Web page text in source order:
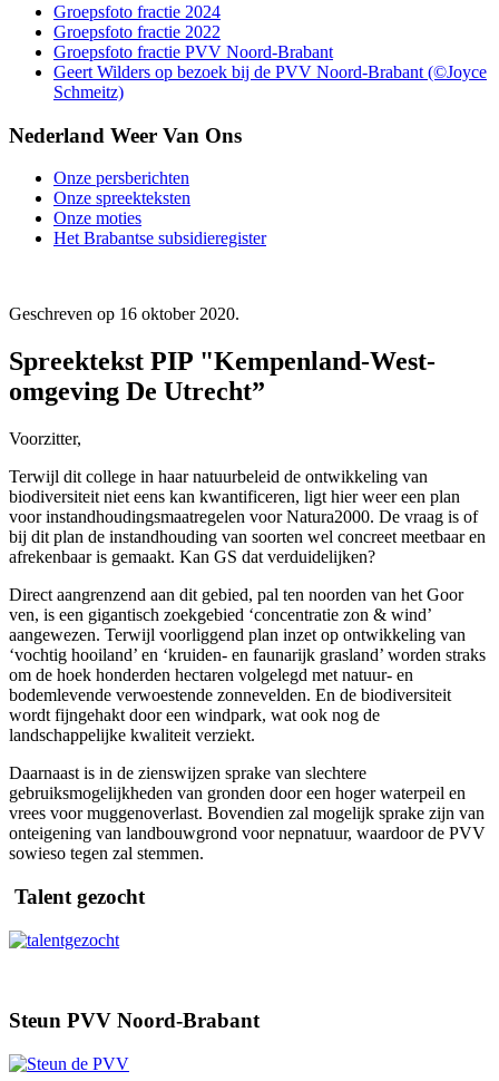
Groepsfoto fractie 2024
Groepsfoto fractie 2022
Groepsfoto fractie PVV Noord-Brabant
Geert Wilders op bezoek bij de PVV Noord-Brabant (©Joyce
Schmeitz)
Nederland Weer Van Ons
Onze persberichten
Onze spreekteksten
Onze moties
Het Brabantse subsidieregister
Geschreven op 16 oktober 2020.
Spreektekst PIP "Kempenland-West-
omgeving De Utrecht”
Voorzitter,
Terwijl dit college in haar natuurbeleid de ontwikkeling van
biodiversiteit niet eens kan kwantificeren, ligt hier weer een plan
voor instandhoudingsmaatregelen voor Natura2000. De vraag is of
bij dit plan de instandhouding van soorten wel concreet meetbaar en
afrekenbaar is gemaakt. Kan GS dat verduidelijken?
Direct aangrenzend aan dit gebied, pal ten noorden van het Goor
ven, is een gigantisch zoekgebied ‘concentratie zon & wind’
aangewezen. Terwijl voorliggend plan inzet op ontwikkeling van
‘vochtig hooiland’ en ‘kruiden- en faunarijk grasland’ worden straks
om de hoek honderden hectaren volgelegd met natuur- en
bodemlevende verwoestende zonnevelden. En de biodiversiteit
wordt fijngehakt door een windpark, wat ook nog de
landschappelijke kwaliteit verziekt.
Daarnaast is in de zienswijzen sprake van slechtere
gebruiksmogelijkheden van gronden door een hoger waterpeil en
vrees voor muggenoverlast. Bovendien zal mogelijk sprake zijn van
onteigening van landbouwgrond voor nepnatuur, waardoor de PVV
sowieso tegen zal stemmen.
Talent gezocht
Steun PVV Noord-Brabant